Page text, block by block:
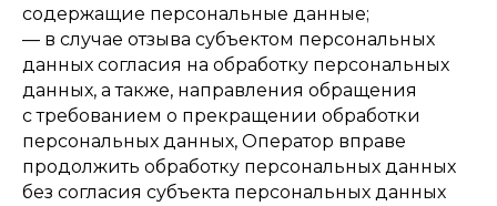
содержащие персональные данные;
— в случае отзыва субъектом персональных
данных согласия на обработку персональных
данных, а также, направления обращения
с требованием о прекращении обработки
персональных данных, Оператор вправе
продолжить обработку персональных данных
без согласия субъекта персональных данных